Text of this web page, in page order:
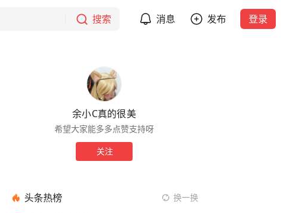
搜索 消息 发布 登录
余小C真的很美
希望大家能多多点赞支持呀
关注
头条热榜 换一换